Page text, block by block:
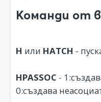
Команди от
H или HATCH -
HPASSOC -
0:създава